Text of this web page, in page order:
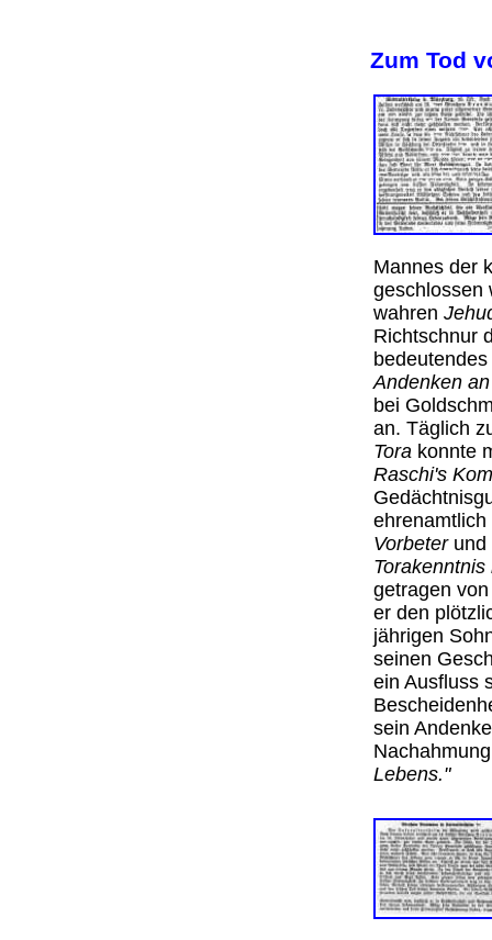
Zum Tod
Mannes der
geschlossen
wahren
Richtschnur
Andenken
bei
an. Täglich
Tora konnte
Raschi's
Vorbeterund
getragen
er den
jährigen
seinen
ein Ausfluss
sein
Lebens."